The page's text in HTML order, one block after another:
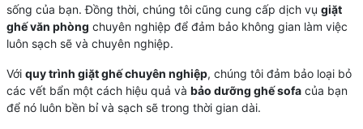
sống của bạn. Đồng thời, chúng tôi cũng cung cấp dịch vụ giặt
ghế văn phòng chuyên nghiệp để đảm bảo không gian làm việc
luôn sạch sẽ và chuyên nghiệp.
Với quy trình giặt ghế chuyên nghiệp, chúng tôi đảm bảo loại bỏ
các vết bẩn một cách hiệu quả và bảo dưỡng ghế sofacủa bạn
để nó luôn bền bỉ và sạch sẽ trong thời gian dài.